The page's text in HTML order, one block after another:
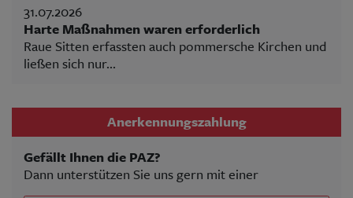
31.07.2026
Harte Maßnahmen waren erforderlich
Raue Sitten erfassten auch pommersche Kirchen und
ließen sich nur...
Anerkennungszahlung
Gefällt Ihnen die PAZ?
Dann unterstützen Sie uns gern mit einer